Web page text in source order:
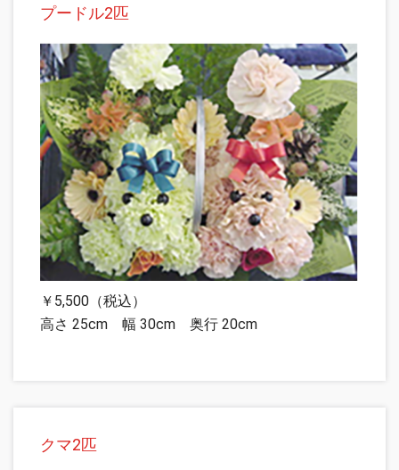
プードル2匹
￥5,500（税込）
高さ 25cm 幅 30cm 奥行 20cm
クマ2匹